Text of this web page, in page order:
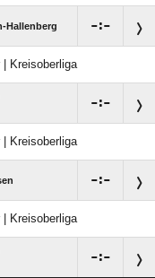
Hallenberg :
Kreisoberliga
:
Kreisoberliga
:
Kreisoberliga
: